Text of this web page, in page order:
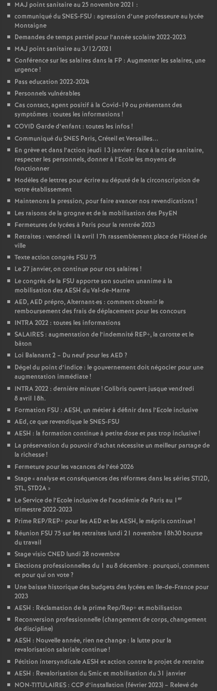
MAJ point sanitaire au 25 novembre 2021 :
communiqué du SNES-FSU : agression d’une professeure au lycée
Montaigne
Demandes de temps partiel pour l’année scolaire 2022-2023
MAJ point sanitaire au 3/12/2021
Conférence sur les salaires dans la FP : Augmenter les salaires, une
urgence!
Pass education 2022-2024
Personnels vulnérables
Cas contact, agent positif à la Covid-19 ou présentant des
symptômes : toutes les informations !
COVID Garde d’enfant : toutes les infos !
Communiqué du SNES Paris, Créteil et Versailles...
En grève et dans l’action jeudi 13 janvier : face à la crise sanitaire,
respecter les personnels, donner à l’Ecole les moyens de
fonctionner
Modèles de lettres pour écrire au député de la circonscription de
votre établissement
Maintenons la pression, pour faire avancer nos revendications !
Les raisons de la grogne et de la mobilisation des PsyEN
Fermetures de lycées à Paris pour la rentrée 2023
Retraites : vendredi 14 avril 17h rassemblement place de l’Hôtel de
ville
Texte action congrès FSU 75
Le 27 janvier, on continue pour nos salaires !
Le congrès de la FSU apporte son soutien unanime à la
mobilisation des AESH du Val-de-Marne
AED, AED prépro, Alternant·es : comment obtenir le
remboursement des frais de déplacement pour les concours
INTRA 2022 : toutes les informations
SALAIRES : augmentation de l’indemnité REP+, la carotte et le
bâton
Loi Balanant 2 – Du neuf pour les AED ?
Dégel du point d’indice : le gouvernement doit négocier pour une
augmentation immédiate!
INTRA 2022 : dernière minute! Colibris ouvert jusque vendredi
8 avril 18h.
Formation FSU : AESH, un métier à définir dans l’Ecole inclusive
AEd, ce que revendique le SNES-FSU
AESH : la formation continue à petite dose et pas trop inclusive!
La préservation du pouvoir d’achat nécessite un meilleur partage de
la richesse!
Fermeture pour les vacances de l’été 2026
Stage «analyse et conséquences des réformes dans les séries STI2D,
STL, STD2A»
Le Service de l’Ecole inclusive de l’académie de Paris au 1 er
trimestre 2022-2023
Prime REP/REP+ pour les AED et les AESH, le mépris continue!
Réunion FSU 75 sur les retraites lundi 21 novembre 18h30 bourse
du travail
Stage visio CNED lundi 28 novembre
Elections professionnelles du 1 au 8 décembre : pourquoi, comment
et pour qui on vote?
Une baisse historique des budgets des lycées en Ile-de-France pour
2023
AESH : Réclamation de la prime Rep/Rep+ et mobilisation
Reconversion professionnelle (changement de corps, changement
de discipline)
AESH : Nouvelle année, rien ne change : la lutte pour la
revalorisation salariale continue!
Pétition intersyndicale AESH et action contre le projet de retraite
AESH : Revalorisation du Smic et mobilisation du 31 janvier
NON-TITULAIRES : CCP d’installation (février 2023) – Relevé de